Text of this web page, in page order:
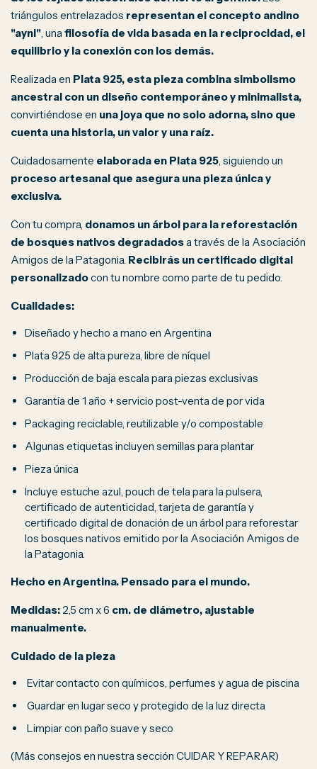
triángulos entrelazados representan el concepto andino
"ayni", una filosofía de vida basada en la reciprocidad, el
equilibrio y la conexión con los demás.
Realizada en Plata 925, esta pieza combina simbolismo
ancestral con un diseño contemporáneo y minimalista,
convirtiéndose en una joya que no solo adorna, sino que
cuenta una historia, un valor y una raíz.
Cuidadosamente elaborada en Plata 925, siguiendo un
proceso artesanal que asegura una pieza única y
exclusiva.
Con tu compra, donamos un árbol para la reforestación
de bosques nativos degradadosa través de la Asociación
Amigos de la Patagonia. Recibirás un certificado digital
personalizadocon tu nombre como parte de tu pedido.
Cualidades:
Diseñado y hecho a mano en Argentina
Plata 925 de alta pureza, libre de níquel
Producción de baja escala para piezas exclusivas
Garantía de 1 año + servicio post-venta de por vida
Packaging reciclable, reutilizable y/o compostable
Algunas etiquetas incluyen semillas para plantar
Pieza única
Incluye estuche azul, pouch de tela para la pulsera,
certificado de autenticidad, tarjeta de garantía y
certificado digital de donación de un árbol para reforestar
los bosques nativos emitido por la Asociación Amigos de
la Patagonia.
Hecho en Argentina. Pensado para el mundo.
Medidas: 2,5 cm x 6 cm. de diámetro, ajustable
manualmente.
Cuidado de la pieza
Evitar contacto con químicos, perfumes y agua de piscina
Guardar en lugar seco y protegido de la luz directa
Limpiar con paño suave y seco
(Más consejos en nuestra sección CUIDAR Y REPARAR)